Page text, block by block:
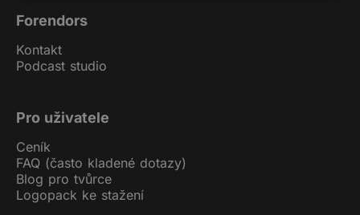
Forendors
Kontakt
Podcast studio
Pro uživatele
Ceník
FAQ (často kladené dotazy)
Blog pro tvůrce
Logopack ke stažení